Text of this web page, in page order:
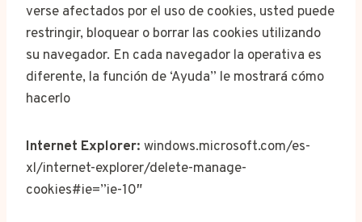
verse afectados por el uso de cookies, usted puede
restringir, bloquear o borrar las cookies utilizando
su navegador. En cada navegador la operativa es
diferente, la función de ‘Ayuda” le mostrará cómo
hacerlo
Internet Explorer: windows.microsoft.com/es-
xl/internet-explorer/delete-manage-
cookies#ie=”ie-10″